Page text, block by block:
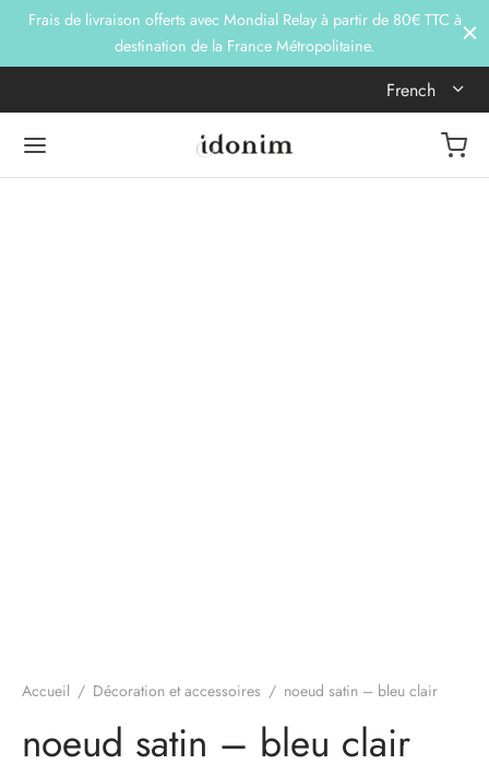
Frais de livraison offerts avec Mondial Relay à partir de 80€ TTC à
destination de la France Métropolitaine.
French
Accueil / Décoration et accessoires / noeud satin – bleu clair
noeud satin – bleu clair